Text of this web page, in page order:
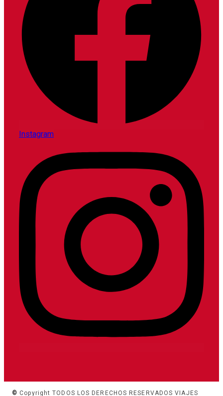
Instagram
© Copyright TODOS LOS DERECHOS RESERVADOS VIAJES